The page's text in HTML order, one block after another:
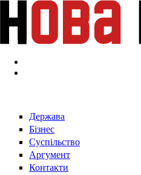
Перейти к основному содержанию
Держава
Бізнес
Суспільство
Аргумент
Контакти